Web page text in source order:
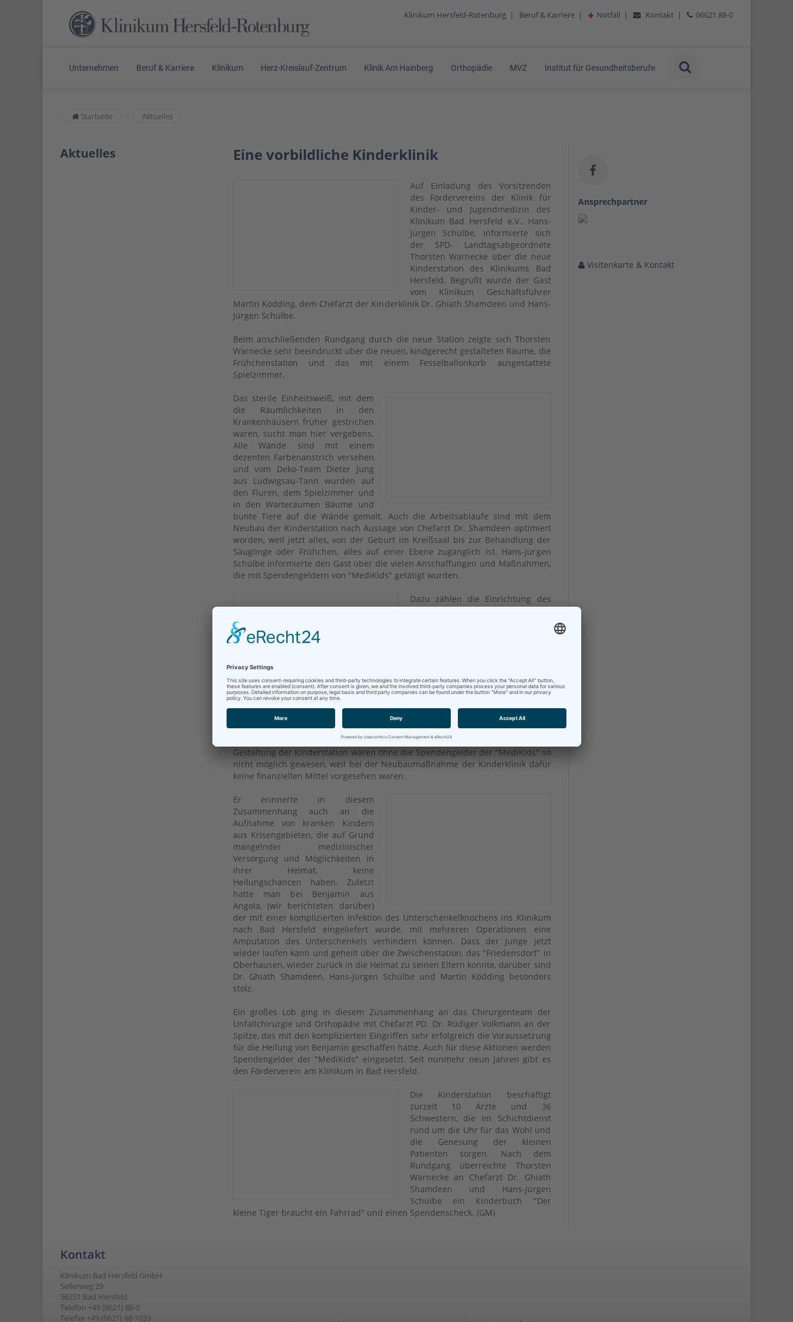
Klinikum Hersfeld-Rotenburg | Beruf & Karriere | Notfall | Kontakt | 06621 88-0
Unternehmen Beruf & Karriere Klinikum Herz-Kreislauf-Zentrum Klinik Am Hainberg Orthopädie MVZ Institut für Gesundheitsberufe
Startseite Aktuelles
Aktuelles Eine vorbildliche Kinderklinik
Auf Einladung des Vorsitzenden
des Fördervereins der Klinik für
Kinder- und Jugendmedizin des
Klinikum Bad Hersfeld e.V., Hans-
Jürgen Schülbe, informierte sich
der SPD- Landtagsabgeordnete
Thorsten Warnecke über die neue
Kinderstation des Klinikums Bad
Hersfeld. Begrüßt wurde der Gast
vom Klinikum Geschäftsführer
Martin Ködding, dem Chefarzt der Kinderklinik Dr. Ghiath Shamdeen und Hans-
Jürgen Schülbe.
Beim anschließenden Rundgang durch die neue Station zeigte sich Thorsten
Warnecke sehr beeindruckt über die neuen, kindgerecht gestalteten Räume, die
Frühchenstation und das mit einem Fesselballonkorb ausgestattete
Spielzimmer.
Das sterile Einheitsweiß, mit dem
die Räumlichkeiten in den
Krankenhäusern früher gestrichen
waren, sucht man hier vergebens.
Alle Wände sind mit einem
dezenten Farbenanstrich versehen
und vom Deko-Team Dieter Jung
aus Ludwigsau-Tann wurden auf
den Fluren, dem Spielzimmer und
in den Warteräumen Bäume und
bunte Tiere auf die Wände gemalt. Auch die Arbeitsabläufe sind mit dem
Neubau der Kinderstation nach Aussage von Chefarzt Dr. Shamdeen optimiert
worden, weil jetzt alles, von der Geburt im Kreißsaal bis zur Behandlung der
Säuglinge oder Frühchen, alles auf einer Ebene zugänglich ist. Hans-Jürgen
Schülbe informierte den Gast über die vielen Anschaffungen und Maßnahmen,
die mit Spendengeldern von "MediKids" getätigt wurden.
Dazu zählen die Einrichtung des
Spielzimmers mit dem Ballonkorb,
und Frauen lesen den Kindern auf
der Station aus Büchern
Schülbe betonte, dass man alles tue, um den kranken Kindern den Aufenthalt
so angenehm wie möglich zu machen, damit sie schnell wieder gesund werden.
Alle diese genannten Maßnahmen und Beschaffungen zur kindgerechten
Gestaltung der Kinderstation wären ohne die Spendengelder der "MediKids" so
nicht möglich gewesen, weil bei der Neubaumaßnahme der Kinderklinik dafür
keine finanziellen Mittel vorgesehen waren.
Er erinnerte in diesem
Zusammenhang auch an die
Aufnahme von kranken Kindern
aus Krisengebieten, die auf Grund
mangelnder medizinischer
Versorgung und Möglichkeiten in
ihrer Heimat, keine
Heilungschancen haben. Zuletzt
hatte man bei Benjamin aus
Angola, (wir berichteten darüber)
der mit einer komplizierten Infektion des Unterschenkelknochens ins Klinikum
nach Bad Hersfeld eingeliefert wurde, mit mehreren Operationen eine
Amputation des Unterschenkels verhindern können. Dass der Junge jetzt
wieder laufen kann und geheilt über die Zwischenstation, das "Friedensdorf" in
Oberhausen, wieder zurück in die Heimat zu seinen Eltern konnte, darüber sind
Dr. Ghiath Shamdeen, Hans-Jürgen Schülbe und Martin Ködding besonders
stolz.
Ein großes Lob ging in diesem Zusammenhang an das Chirurgenteam der
Unfallchirurgie und Orthopädie mit Chefarzt PD. Dr. Rüdiger Volkmann an der
Spitze, das mit den komplizierten Eingriffen sehr erfolgreich die Voraussetzung
für die Heilung von Benjamin geschaffen hatte. Auch für diese Aktionen werden
Spendengelder der "MediKids" eingesetzt. Seit nunmehr neun Jahren gibt es
den Förderverein am Klinikum in Bad Hersfeld.
Die Kinderstation beschäftigt
zurzeit 10 Ärzte und 36
Schwestern, die im Schichtdienst
rund um die Uhr für das Wohl und
die Genesung der kleinen
Patienten sorgen. Nach dem
Rundgang überreichte Thorsten
Warnecke an Chefarzt Dr. Ghiath
Shamdeen und Hans-Jürgen
Schülbe ein Kinderbuch "Der
kleine Tiger braucht ein Fahrrad" und einen Spendenscheck. (GM)
Ansprechpartner
Visitenkarte & Kontakt
Kontakt
Klinikum Bad Hersfeld GmbH
Seilerweg 29
36251 Bad Hersfeld
Telefon +49 (6621) 88-0
Telefax +49 (6621) 88-1033